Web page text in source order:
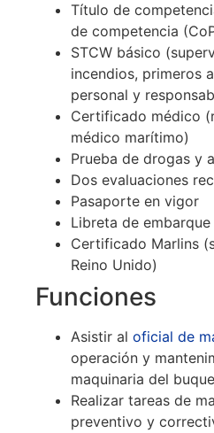
Título de
de competencia
STCW básico
incendios, primeros
personal y
Certificado médico
médico marítimo)
Prueba de drogas y
Dos evaluaciones
Pasaporte en vigor
Libreta de
Certificado Marlins
Reino Unido)
Funciones
Asistir al oficial de
operación y
maquinaria del buque
Realizar tareas de
preventivo y